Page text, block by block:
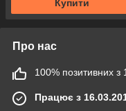
Купити
Про нас
100% позитивних з
Працює з